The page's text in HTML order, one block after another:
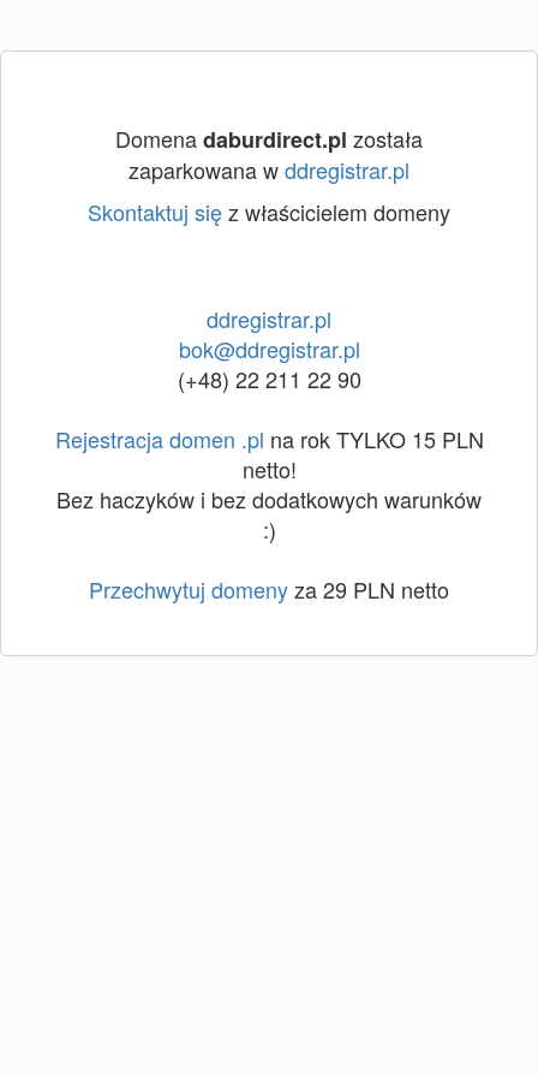
Domenadaburdirect.pl została
zaparkowana wddregistrar.pl
Skontaktuj sięz właścicielem domeny
ddregistrar.pl
bok@ddregistrar.pl
(+48) 22 211 22 90
Rejestracja domen .pl na rok TYLKO 15 PLN
netto!
Bez haczyków i bez dodatkowych warunków
:)
Przechwytuj domenyza 29 PLN netto